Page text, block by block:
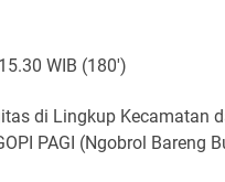
WIB (180')
di Lingkup Kecamatan
PAGI (Ngobrol Bareng